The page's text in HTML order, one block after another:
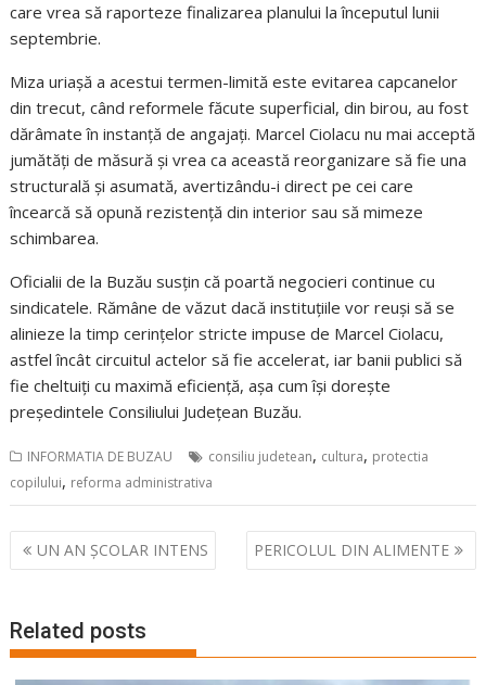
care vrea să raporteze finalizarea planului la începutul lunii
septembrie.
Miza uriașă a acestui termen-limită este evitarea capcanelor
din trecut, când reformele făcute superficial, din birou, au fost
dărâmate în instanță de angajați. Marcel Ciolacu nu mai acceptă
jumătăți de măsură și vrea ca această reorganizare să fie una
structurală și asumată, avertizându-i direct pe cei care
încearcă să opună rezistență din interior sau să mimeze
schimbarea.
Oficialii de la Buzău susțin că poartă negocieri continue cu
sindicatele. Rămâne de văzut dacă instituțiile vor reuși să se
alinieze la timp cerințelor stricte impuse de Marcel Ciolacu,
astfel încât circuitul actelor să fie accelerat, iar banii publici să
fie cheltuiți cu maximă eficiență, așa cum își dorește
președintele Consiliului Județean Buzău.
INFORMATIA DE BUZAU consiliu judetean, cultura, protectia
copilului, reforma administrativa
Navigare
în
UN AN ȘCOLAR INTENS PERICOLUL DIN ALIMENTE
Related posts